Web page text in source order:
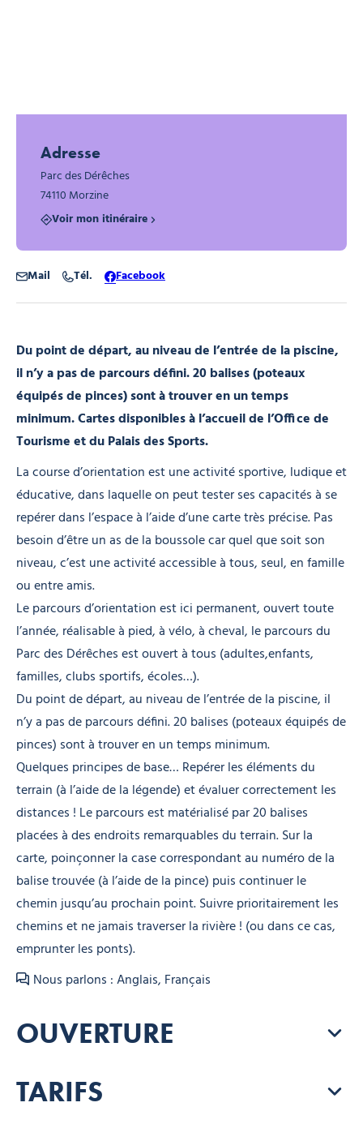
Du point de départ, au niveau de l’entrée de la piscine,
il n’y a pas de parcours défini. 20 balises (poteaux
équipés de pinces) sont à trouver en un temps
minimum. Cartes disponibles à l’accueil de l’Office de
Tourisme et du Palais des Sports.
La course d’orientation est une activité sportive, ludique et
éducative, dans laquelle on peut tester ses capacités à se
repérer dans l’espace à l’aide d’une carte très précise. Pas
besoin d’être un as de la boussole car quel que soit son
niveau, c’est une activité accessible à tous, seul, en famille
ou entre amis.
Le parcours d’orientation est ici permanent, ouvert toute
l’année, réalisable à pied, à vélo, à cheval, le parcours du
Parc des Dérêches est ouvert à tous (adultes,enfants,
familles, clubs sportifs, écoles…).
Du point de départ, au niveau de l’entrée de la piscine, il
n’y a pas de parcours défini. 20 balises (poteaux équipés de
pinces) sont à trouver en un temps minimum.
Quelques principes de base… Repérer les éléments du
terrain (à l’aide de la légende) et évaluer correctement les
distances ! Le parcours est matérialisé par 20 balises
placées à des endroits remarquables du terrain. Sur la
carte, poinçonner la case correspondant au numéro de la
balise trouvée (à l’aide de la pince) puis continuer le
chemin jusqu’au prochain point. Suivre prioritairement les
chemins et ne jamais traverser la rivière ! (ou dans ce cas,
emprunter les ponts).
Nous parlons : Anglais, Français
OUVERTURE
TARIFS
Adresse
Parc des Dérêches
74110 Morzine
Voir mon itinéraire
Mail Tél. Facebook